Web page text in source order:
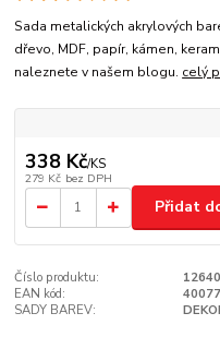
Sada metalických akrylových
dřevo, MDF, papír, kámen,
naleznete v našem blogu. celý
338 Kč/KS
279 Kč bez DPH
Přidat
Číslo produktu:
EAN kód:
SADY BAREV: